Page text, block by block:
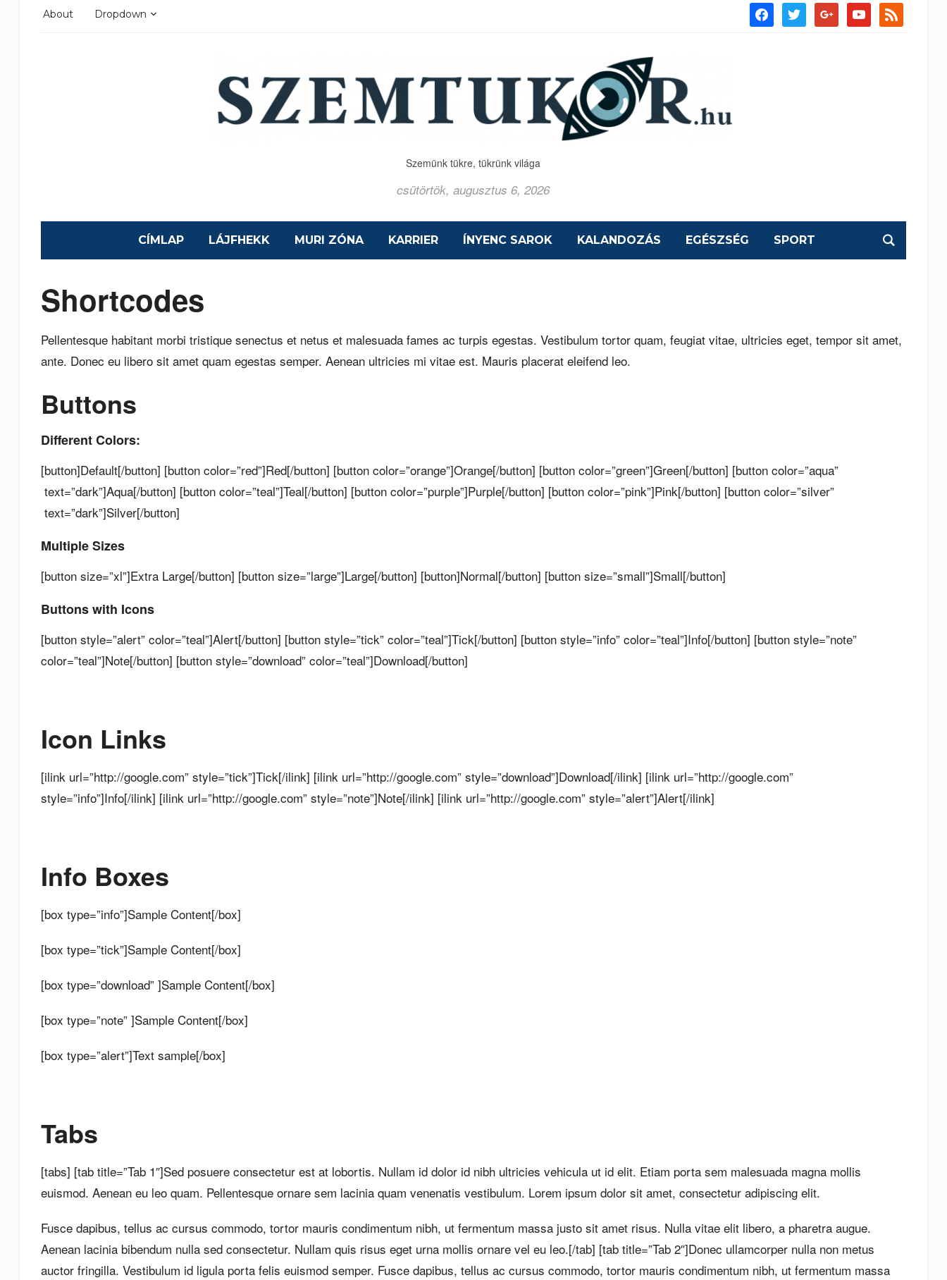
facebooktwitter google youtube rss
About Dropdown
Szemünk tükre, tükrünk világa
csütörtök, augusztus 6, 2026
CÍMLAP LÁJFHEKK MURI ZÓNA KARRIER ÍNYENC SAROK KALANDOZÁS EGÉSZSÉG SPORT
Shortcodes
Pellentesque habitant morbi tristique senectus et netus et malesuada fames ac turpis egestas. Vestibulum tortor quam, feugiat vitae, ultricies eget, tempor sit amet,
ante. Donec eu libero sit amet quam egestas semper. Aenean ultricies mi vitae est. Mauris placerat eleifend leo.
Buttons
Different Colors:
[button]Default[/button] [button color=”red”]Red[/button] [button color=”orange”]Orange[/button] [button color=”green”]Green[/button] [button color=”aqua”
text=”dark”]Aqua[/button] [button color=”teal”]Teal[/button] [button color=”purple”]Purple[/button] [button color=”pink”]Pink[/button] [button color=”silver”
text=”dark”]Silver[/button]
Multiple Sizes
[button size=”xl”]Extra Large[/button] [button size=”large”]Large[/button] [button]Normal[/button] [button size=”small”]Small[/button]
Buttons with Icons
[button style=”alert” color=”teal”]Alert[/button] [button style=”tick” color=”teal”]Tick[/button] [button style=”info” color=”teal”]Info[/button] [button style=”note”
color=”teal”]Note[/button] [button style=”download” color=”teal”]Download[/button]
Icon Links
[ilink url=”http://google.com” style=”tick”]Tick[/ilink] [ilink url=”http://google.com” style=”download”]Download[/ilink] [ilink url=”http://google.com”
style=”info”]Info[/ilink] [ilink url=”http://google.com” style=”note”]Note[/ilink] [ilink url=”http://google.com” style=”alert”]Alert[/ilink]
Info Boxes
[box type=”info”]Sample Content[/box]
[box type=”tick”]Sample Content[/box]
[box type=”download” ]Sample Content[/box]
[box type=”note” ]Sample Content[/box]
[box type=”alert”]Text sample[/box]
Tabs
[tabs] [tab title=”Tab 1″]Sed posuere consectetur est at lobortis. Nullam id dolor id nibh ultricies vehicula ut id elit. Etiam porta sem malesuada magna mollis
euismod. Aenean eu leo quam. Pellentesque ornare sem lacinia quam venenatis vestibulum. Lorem ipsum dolor sit amet, consectetur adipiscing elit.
Fusce dapibus, tellus ac cursus commodo, tortor mauris condimentum nibh, ut fermentum massa justo sit amet risus. Nulla vitae elit libero, a pharetra augue.
Aenean lacinia bibendum nulla sed consectetur. Nullam quis risus eget urna mollis ornare vel eu leo.[/tab] [tab title=”Tab 2″]Donec ullamcorper nulla non metus
auctor fringilla. Vestibulum id ligula porta felis euismod semper. Fusce dapibus, tellus ac cursus commodo, tortor mauris condimentum nibh, ut fermentum massa